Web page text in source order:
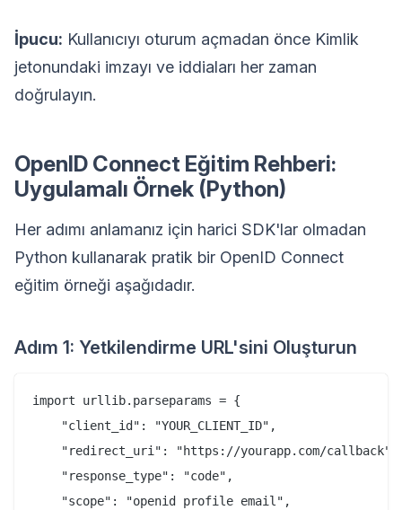
İpucu: Kullanıcıyı oturum açmadan önce Kimlik
jetonundaki imzayı ve iddiaları her zaman
doğrulayın.
OpenID Connect Eğitim Rehberi:
Uygulamalı Örnek (Python)
Her adımı anlamanız için harici SDK'lar olmadan
Python kullanarak pratik bir OpenID Connect
eğitim örneği aşağıdadır.
Adım 1: Yetkilendirme URL'sini Oluşturun
import urllib.parseparams = {
    "client_id": "YOUR_CLIENT_ID",
    "redirect_uri": "https://yourapp.com/callback",
    "response_type": "code",
    "scope": "openid profile email",